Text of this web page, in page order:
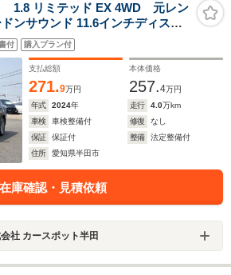
1.8 リミテッド EX 4WD 元レン
ンサウンド 11.6インチディスプ
オーディオ フロントカメ
クカメラ 全周囲カメラ 電動
ター
付 購入プラン付
支払総額
271.9万円
本体価格
257.4万円
年式
2024年 走行 4.0万km
車検
車検整備付 修復
なし
保証
保証付 整備
法定整備付
住所
愛知県半田市
在庫確認・見積依頼
社 カースポット半田